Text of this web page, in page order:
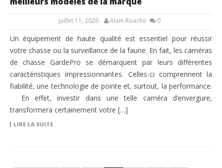
juillet 11, 2026 Alain Roache 0
Un équipement de haute qualité est essentiel pour réussir
votre chasse ou la surveillance de la faune. En fait, les caméras
de chasse GardePro se démarquent par leurs différentes
caractéristiques impressionnantes. Celles-ci comprennent la
fiabilité, une technologie de pointe et, surtout, la performance.
En effet, investir dans une telle caméra d’envergure,
transformera certainement votre […]
LIRE LA SUITE